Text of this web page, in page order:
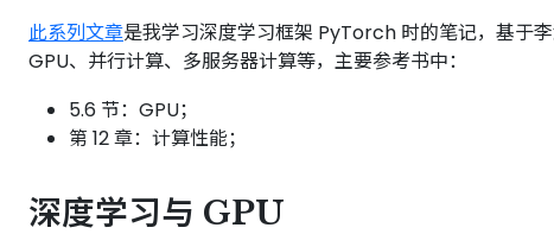
此系列文章是我学习深度学习框架 PyTorch 时的笔记，基于
GPU、并行计算、多服务器计算等，主要参考书中：
5.6 节：GPU；
第 12 章：计算性能；
深度学习与 GPU